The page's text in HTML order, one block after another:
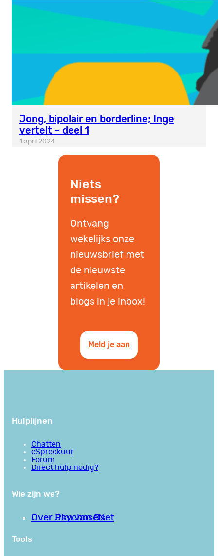
Jong, bipolair en borderline; Inge
vertelt – deel 1
1 april 2024
Niets
missen?
Ontvang
wekelijks onze
nieuwsbrief met
de nieuwste
artikelen en
blogs in je inbox!
Meld je aan
Hulplijnen
Chatten
eSpreekuur
Forum
Direct hulp nodig?
Wie zijn we?
Over PsychoseNet
Over Jim van Os
Tools